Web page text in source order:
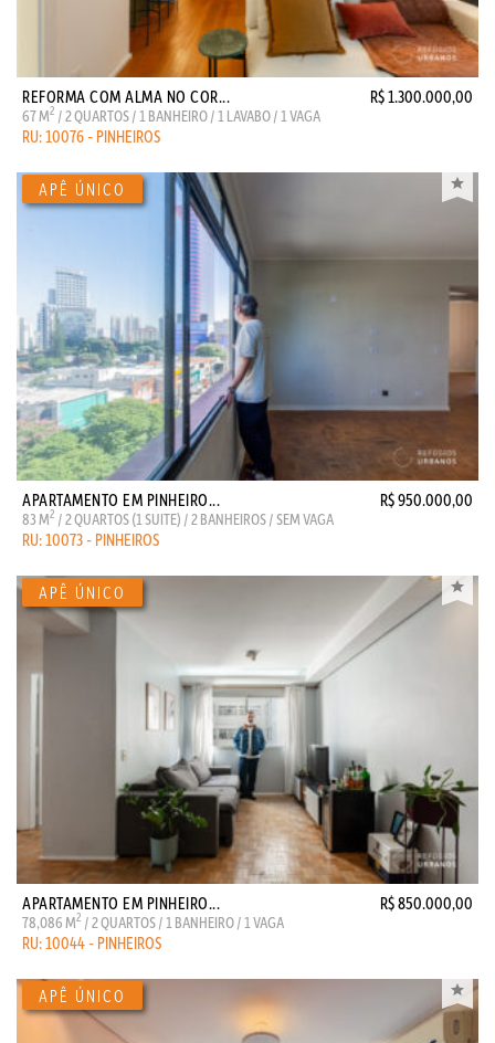
REFORMA COM ALMA NO COR... R$ 1.300.000,00
67 M2 / 2 QUARTOS / 1 BANHEIRO / 1 LAVABO / 1 VAGA
RU: 10076 - PINHEIROS
APARTAMENTO EM PINHEIRO... R$ 950.000,00
83 M2 / 2 QUARTOS (1 SUITE) / 2 BANHEIROS / SEM VAGA
RU: 10073 - PINHEIROS
APARTAMENTO EM PINHEIRO... R$ 850.000,00
78,086 M2 / 2 QUARTOS / 1 BANHEIRO / 1 VAGA
RU: 10044 - PINHEIROS